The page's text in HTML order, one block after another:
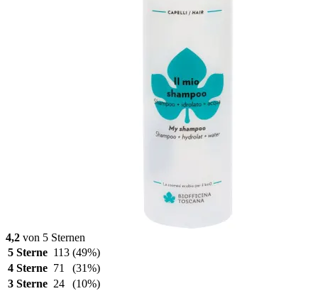
4,2 von 5 Sternen
5 Sterne 113 (49%)
4 Sterne 71
(31%)
3 Sterne 24
(10%)